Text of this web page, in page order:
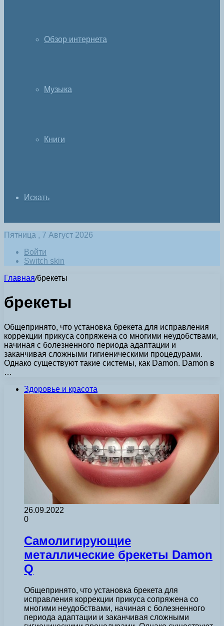
Обзор интернета
Музыка
Книги
Искать
Пятница , 7 Август 2026
Войти
Switch skin
Главная/брекеты
брекеты
Общепринято, что установка брекета для исправления
коррекции прикуса сопряжена со многими неудобствами,
начиная с болезненного периода адаптации и
заканчивая сложными гигиеническими процедурами.
Однако существуют такие системы, как Damon. Damon в
…
Здоровье и красота
26.09.2022
0
Самолигирующие
металлические брекеты Damon
Q
Общепринято, что установка брекета для
исправления коррекции прикуса сопряжена со
многими неудобствами, начиная с болезненного
периода адаптации и заканчивая сложными